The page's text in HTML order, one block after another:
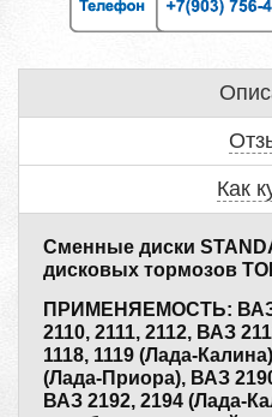
Как
Сменные диски
дисковых тормозов
ПРИМЕНЯЕМОСТЬ: ВАЗ
2110, 2111, 2112, ВАЗ
1118, 1119 (Лада-
(Лада-Приора), ВАЗ
ВАЗ 2192, 2194 (Лада-